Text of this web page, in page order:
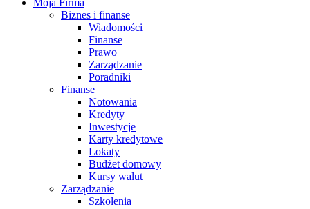
Moja Firma
Biznes i finanse
Wiadomości
Finanse
Prawo
Zarządzanie
Poradniki
Finanse
Notowania
Kredyty
Inwestycje
Karty kredytowe
Lokaty
Budżet domowy
Kursy walut
Zarządzanie
Szkolenia